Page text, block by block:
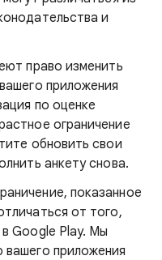
и
право изменить
приложения
по оценке
ограничение
обновить свои
анкету снова.
показанное
от того,
Google Play. Мы
приложения